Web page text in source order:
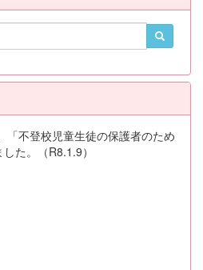
「不登校児童生徒の保護者のため
た。（R8.1.9）